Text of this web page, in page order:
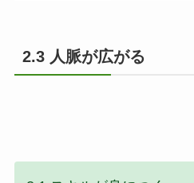
2.3 人脈が広がる